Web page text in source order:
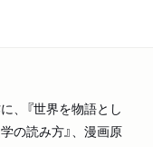
、『世界を物語とし
の読み方』、漫画原